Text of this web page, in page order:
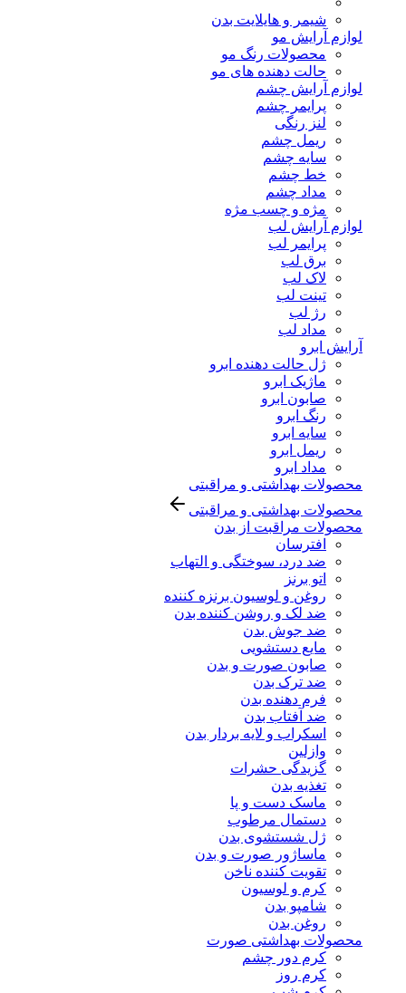
شیمر و هایلایت بدن
لوازم آرایش مو
محصولات رنگ مو
حالت دهنده های مو
لوازم آرایش چشم
پرایمر چشم
لنز رنگی
ریمل چشم
سایه چشم
خط چشم
مداد چشم
مژه و چسب مژه
لوازم آرایش لب
پرایمر لب
برق لب
لاک لب
تینت لب
رژ لب
مداد لب
آرایش ابرو
ژل حالت دهنده ابرو
ماژیک ابرو
صابون ابرو
رنگ ابرو
سایه ابرو
ریمل ابرو
مداد ابرو
محصولات بهداشتی و مراقبتی
محصولات بهداشتی و مراقبتی
محصولات مراقبت از بدن
افترسان
ضد درد، سوختگی و التهاب
اتو برنز
روغن و لوسیون برنزه کننده
ضد لک و روشن کننده بدن
ضد جوش بدن
مایع دستشویی
صابون صورت و بدن
ضد ترک بدن
فرم دهنده بدن
ضد آفتاب بدن
اسکراب و لایه بردار بدن
وازلین
گزیدگی حشرات
تغذیه بدن
ماسک دست و پا
دستمال مرطوب
ژل شستشوی بدن
ماساژور صورت و بدن
تقویت کننده ناخن
کرم و لوسیون
شامپو بدن
روغن بدن
محصولات بهداشتی صورت
کرم دور چشم
کرم روز